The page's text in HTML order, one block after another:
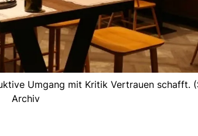
Umgang mit Kritik Vertrauen schafft.
Archiv